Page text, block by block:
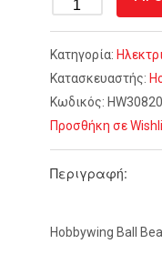
Κατηγορία:
Κατασκευαστής:
Κωδικός:
Προσθήκη σε
Περιγραφή:
Hobbywing Ball